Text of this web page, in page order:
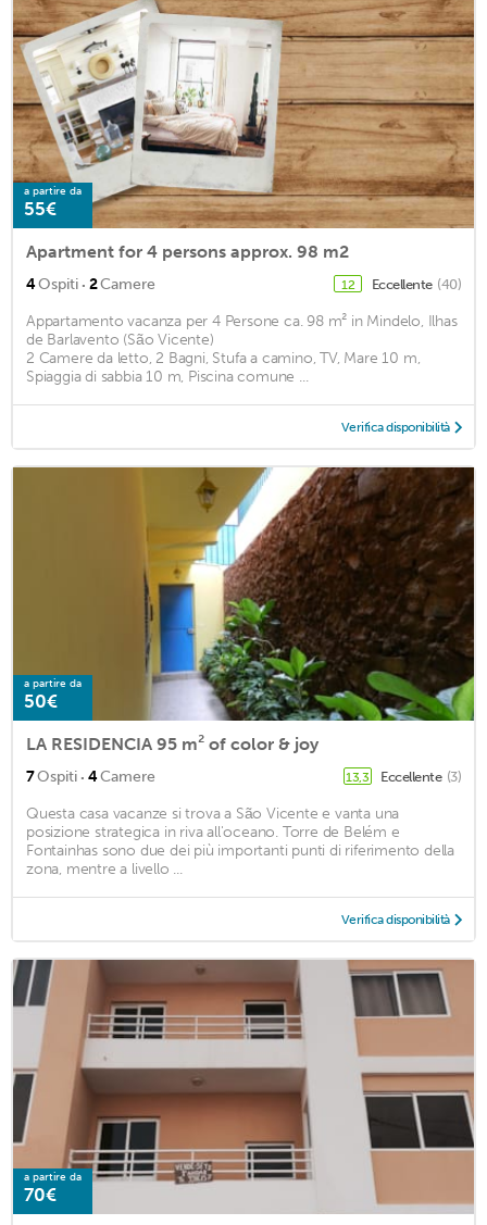
a partire da
55€
Apartment for 4 persons approx. 98 m2
4Ospiti · 2Camere 12 Eccellente (40)
Appartamento vacanza per 4 Persone ca. 98 m² in Mindelo, Ilhas
de Barlavento (São Vicente)
2 Camere da letto, 2 Bagni, Stufa a camino, TV, Mare 10 m,
Spiaggia di sabbia 10 m, Piscina comune ...
Verifica disponibilità
a partire da
50€
LA RESIDENCIA 95 m² of color & joy
7Ospiti · 4Camere 13,3 Eccellente (3)
Questa casa vacanze si trova a São Vicente e vanta una
posizione strategica in riva all'oceano. Torre de Belém e
Fontainhas sono due dei più importanti punti di riferimento della
zona, mentre a livello ...
Verifica disponibilità
a partire da
70€